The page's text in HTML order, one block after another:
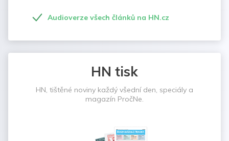
Audioverze všech článků na HN.cz
HN tisk
HN, tištěné noviny každý všední den, speciály a
magazín PročNe.